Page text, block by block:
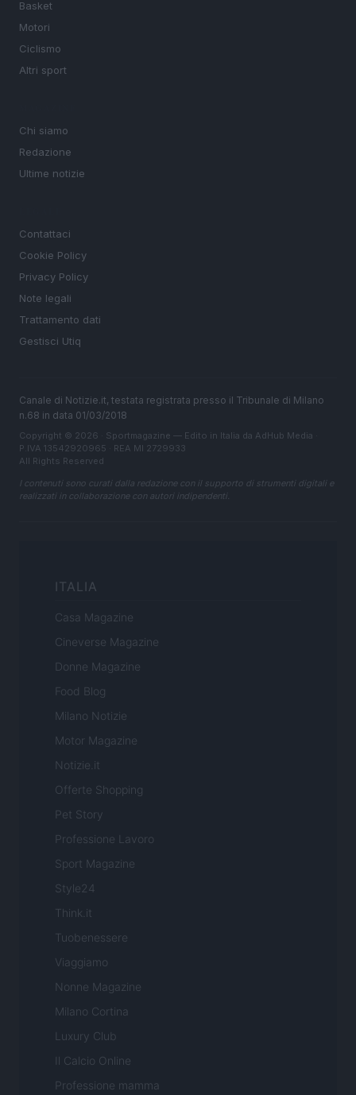
Basket
Motori
Ciclismo
Altri sport
Chi siamo
Redazione
Ultime notizie
Contattaci
Cookie Policy
Privacy Policy
Note legali
Trattamento dati
Gestisci Utiq
Canale di Notizie.it, testata registrata presso il Tribunale di Milano
n.68 in data 01/03/2018
Copyright © 2026 · Sportmagazine — Edito in Italia da AdHub Media
P.IVA 13542920965 · REA MI 2729933
All Rights Reserved
I contenuti sono curati dalla redazione con il supporto di strumenti digitali e
realizzati in collaborazione con autori indipendenti.
ITALIA
Casa Magazine
Cineverse Magazine
Donne Magazine
Food Blog
Milano Notizie
Motor Magazine
Notizie.it
Offerte Shopping
Pet Story
Professione Lavoro
Sport Magazine
Style24
Think.it
Tuobenessere
Viaggiamo
Nonne Magazine
Milano Cortina
Luxury Club
Il Calcio Online
Professione mamma